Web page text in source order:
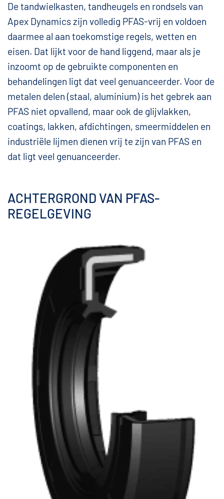
De tandwielkasten, tandheugels en rondsels van
Apex Dynamics zijn volledig PFAS-vrij en voldoen
daarmee al aan toekomstige regels, wetten en
eisen. Dat lijkt voor de hand liggend, maar als je
inzoomt op de gebruikte componenten en
behandelingen ligt dat veel genuanceerder. Voor de
metalen delen (staal, aluminium) is het gebrek aan
PFAS niet opvallend, maar ook de glijvlakken,
coatings, lakken, afdichtingen, smeermiddelen en
industriële lijmen dienen vrij te zijn van PFAS en
dat ligt veel genuanceerder.
ACHTERGROND VAN PFAS-
REGELGEVING